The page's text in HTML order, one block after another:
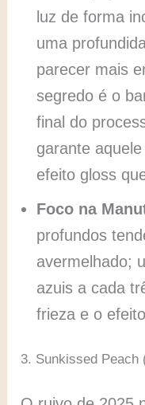
luz de forma
uma
parecer mais
segredo é o
final do
garante
efeito gloss
Foco na
profundos
avermelhado;
azuis a cada
frieza e o
3. Sunkissed Peach